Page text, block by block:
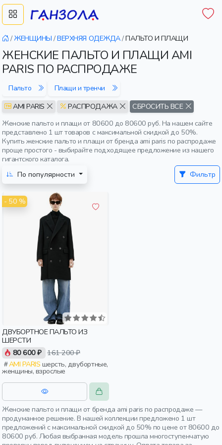
/ ЖЕНЩИНЫ /ВЕРХНЯЯ ОДЕЖДА/ПАЛЬТО И ПЛАЩИ
ЖЕНСКИЕ ПАЛЬТО И ПЛАЩИ AMI
PARIS ПО РАСПРОДАЖЕ
Пальто
Плащи и тренчи
AMI PARIS
РАСПРОДАЖА
СБРОСИТЬ ВСЕ
Женские пальто и плащи от 80600 до 80600 руб. На нашем сайте
представлено 1 шт товаров с максимальной скидкой до 50%.
Купить женские пальто и плащи от бренда ami paris по распродаже
проще простого - выбирайте подходящее предложение из нашего
гигантского каталога.
По популярности
Фильтр
- 50 %
ДВУБОРТНОЕ ПАЛЬТО ИЗ
ШЕРСТИ
80 600 ₽ 161 200 ₽
AMI PARIS
женщины, взрослые
Женские пальто и плащи от бренда ami paris по распродаже —
продуманное решение. В нашей коллекции предложено 1 шт
предложений с максимальной скидкой до 50% по цене от 80600 до
80600 руб. Любая выбранная модель прошла многоступенчатую